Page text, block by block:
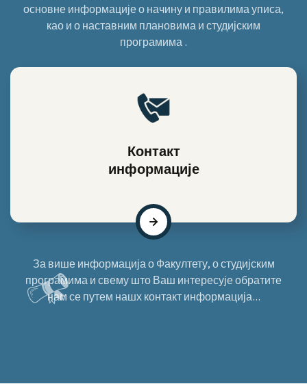
основне информације о начину и правилима уписа,
као и о наставним плановима и студијским
програмима .
Контакт
информације
За више информација о Факултету, о студијским
програмима и свему што Ваш интересује обратите
нам се путем нашх контакт информација...